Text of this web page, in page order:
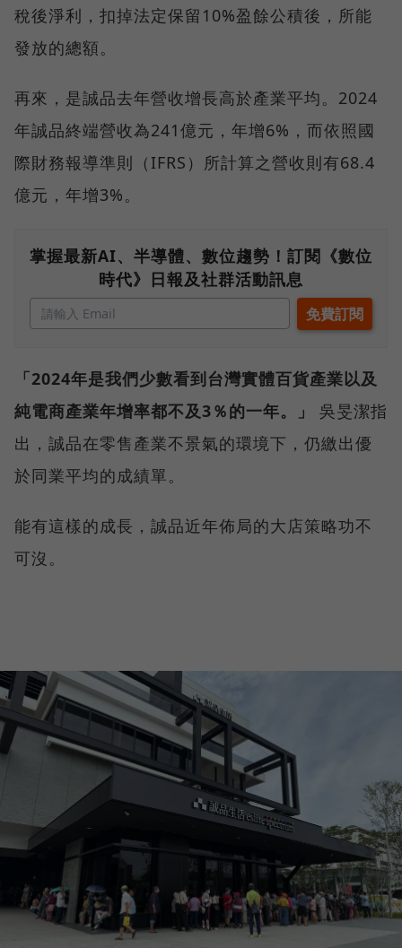
稅後淨利，扣掉法定保留10%盈餘公積後，所能
發放的總額。
再來，是誠品去年營收增長高於產業平均。2024
年誠品終端營收為241億元，年增6%，而依照國
際財務報導準則（IFRS）所計算之營收則有68.4
億元，年增3%。
掌握最新AI、半導體、數位趨勢！訂閱《數位
時代》日報及社群活動訊息
「2024年是我們少數看到台灣實體百貨產業以及
純電商產業年增率都不及3％的一年。」
吳旻潔指
出，誠品在零售產業不景氣的環境下，仍繳出優
於同業平均的成績單。
能有這樣的成長，誠品近年佈局的大店策略功不
可沒。